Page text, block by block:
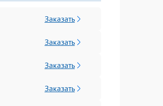
Заказать
Заказать
Заказать
Заказать